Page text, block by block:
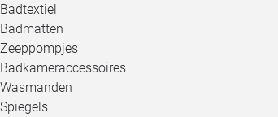
Badtextiel
Badmatten
Zeeppompjes
Badkameraccessoires
Wasmanden
Spiegels